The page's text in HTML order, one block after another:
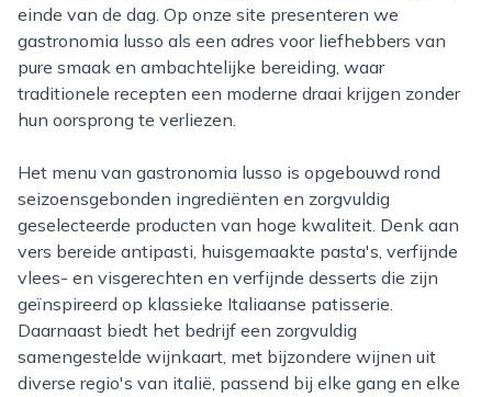
einde van de dag. Op onze site presenteren we
gastronomia lusso als een adres voor liefhebbers van
pure smaak en ambachtelijke bereiding, waar
traditionele recepten een moderne draai krijgen zonder
hun oorsprong te verliezen.
Het menu van gastronomia lusso is opgebouwd rond
seizoensgebonden ingrediënten en zorgvuldig
geselecteerde producten van hoge kwaliteit. Denk aan
vers bereide antipasti, huisgemaakte pasta's, verfijnde
vlees- en visgerechten en verfijnde desserts die zijn
geïnspireerd op klassieke Italiaanse patisserie.
Daarnaast biedt het bedrijf een zorgvuldig
samengestelde wijnkaart, met bijzondere wijnen uit
diverse regio's van italië, passend bij elke gang en elke